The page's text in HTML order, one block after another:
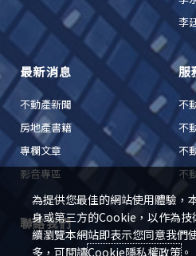
李
最新消息
不動產新聞
房地產書籍
專欄文章
影音專區
服
不
不
不
不
聯絡我們
為提供您最佳的網站使用體驗，
身或第三方的Cookie，以作為
續瀏覽本網站即表示您同意我們
多，可閱讀Cookie隱私權政策。